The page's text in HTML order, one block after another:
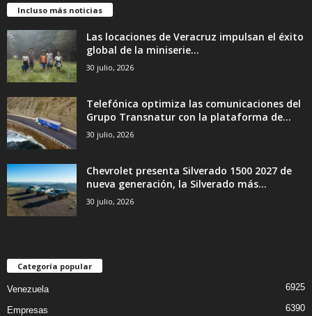
Incluso más noticias
Las locaciones de Veracruz impulsan el éxito
global de la miniserie...
30 julio, 2026
Telefónica optimiza las comunicaciones del
Grupo Transnatur con la plataforma de...
30 julio, 2026
Chevrolet presenta Silverado 1500 2027 de
nueva generación, la Silverado más...
30 julio, 2026
Categoría popular
Venezuela 6925
Empresas 6390